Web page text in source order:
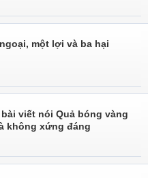
một lợi và ba hại
viết nói Quả bóng vàng
không xứng đáng